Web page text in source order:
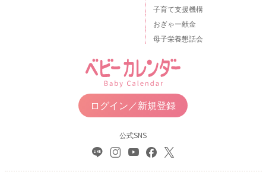
子育て支援機構
おぎゃー献金
母子栄養懇話会
ログイン／新規登録
公式SNS